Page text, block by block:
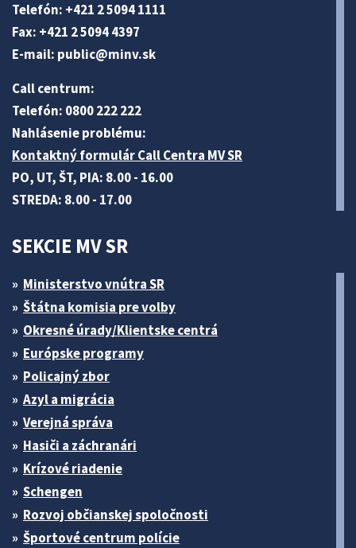
Telefón: +421 2 5094 1111
Fax: +421 2 5094 4397
E-mail: public@minv.sk
Call centrum:
Telefón: 0800 222 222
Nahlásenie problému:
Kontaktný formulár Call Centra MV SR
PO, UT, ŠT, PIA: 8.00 - 16.00
STREDA: 8.00 - 17.00
SEKCIE MV SR
Ministerstvo vnútra SR
Štátna komisia pre volby
Okresné úrady/Klientske centrá
Európske programy
Policajný zbor
Azyl a migrácia
Verejná správa
Hasiči a záchranári
Krízové riadenie
Schengen
Rozvoj občianskej spoločnosti
Športové centrum polície